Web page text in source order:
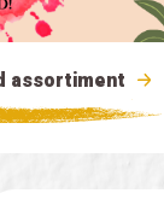
assortiment